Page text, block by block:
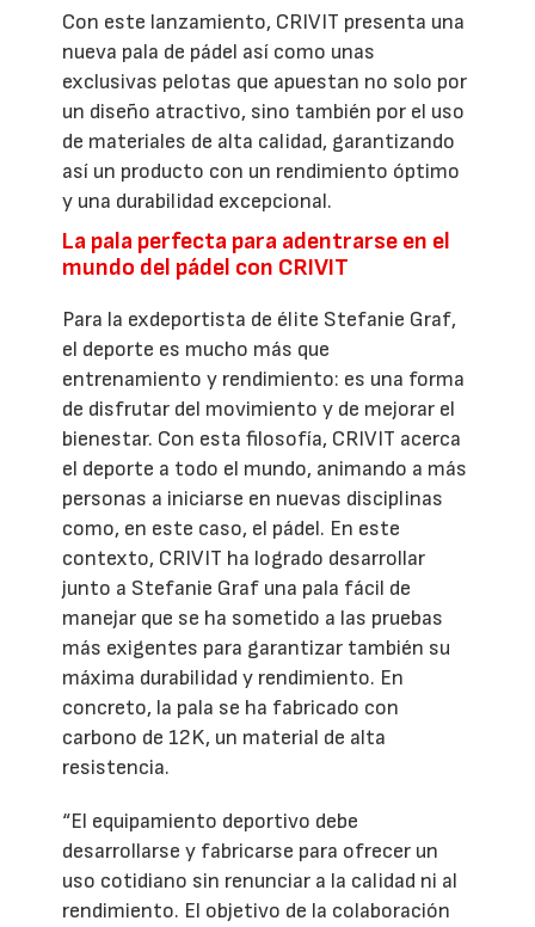
Con este lanzamiento, CRIVIT presenta una
nueva pala de pádel así como unas
exclusivas pelotas que apuestan no solo por
un diseño atractivo, sino también por el uso
de materiales de alta calidad, garantizando
así un producto con un rendimiento óptimo
y una durabilidad excepcional.
La pala perfecta para adentrarse en el
mundo del pádel con CRIVIT
Para la exdeportista de élite Stefanie Graf,
el deporte es mucho más que
entrenamiento y rendimiento: es una forma
de disfrutar del movimiento y de mejorar el
bienestar. Con esta filosofía, CRIVIT acerca
el deporte a todo el mundo, animando a más
personas a iniciarse en nuevas disciplinas
como, en este caso, el pádel. En este
contexto, CRIVIT ha logrado desarrollar
junto a Stefanie Graf una pala fácil de
manejar que se ha sometido a las pruebas
más exigentes para garantizar también su
máxima durabilidad y rendimiento. En
concreto, la pala se ha fabricado con
carbono de 12K, un material de alta
resistencia.
“El equipamiento deportivo debe
desarrollarse y fabricarse para ofrecer un
uso cotidiano sin renunciar a la calidad ni al
rendimiento. El objetivo de la colaboración